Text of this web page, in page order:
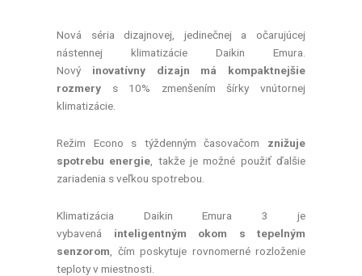
Nová séria dizajnovej, jedinečnej a očarujúcej
nástennej klimatizácie Daikin Emura.
Nový inovatívny dizajn má kompaktnejšie
rozmery s 10% zmenšením šírky vnútornej
klimatizácie.
Režim Econo s týždenným časovačom znižuje
spotrebu energie , takže je možné použiť ďalšie
zariadenia s veľkou spotrebou.
Klimatizácia Daikin Emura 3 je
vybavená inteligentným okom s tepelným
senzorom , čím poskytuje rovnomerné rozloženie
teploty v miestnosti.